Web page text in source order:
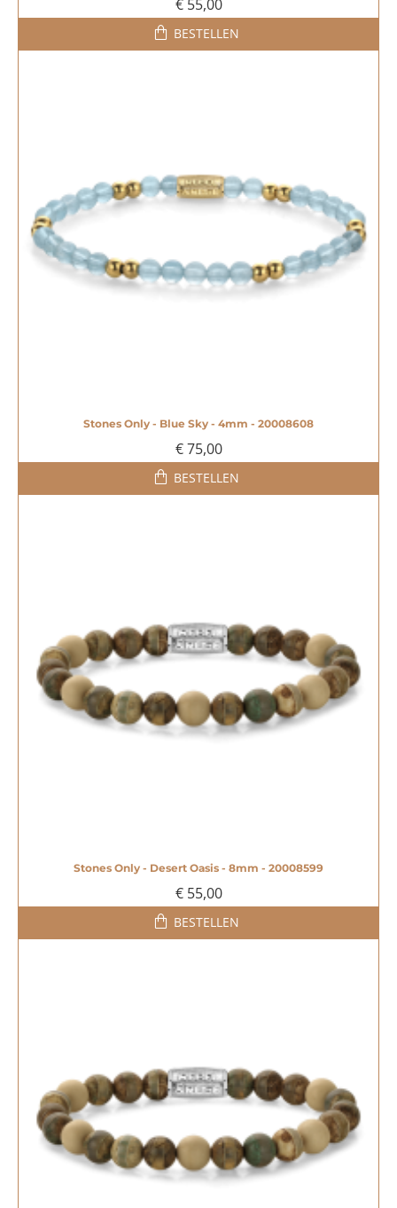
€ 55,00
BESTELLEN
Stones Only - Blue Sky - 4mm - 20008608
€ 75,00
BESTELLEN
Stones Only - Desert Oasis - 8mm - 20008599
€ 55,00
BESTELLEN